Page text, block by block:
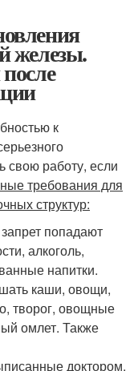
железы.
к
свою работу, если
требования для
структур:
попадают
алкоголь,
напитки.
каши, овощи,
творог, овощные
омлет. Также
доктором.